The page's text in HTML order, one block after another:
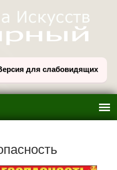
для слабовидящих